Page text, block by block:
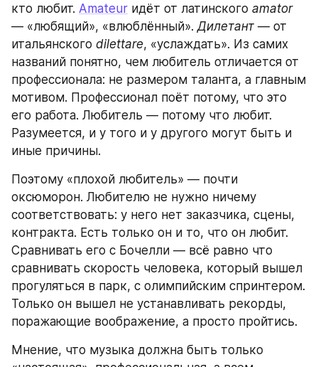
кто любит. Amateur идёт от латинского amator
— «любящий», «влюблённый». Дилетант — от
итальянского dilettare, «услаждать». Из самих
названий понятно, чем любитель отличается от
профессионала: не размером таланта, а главным
мотивом. Профессионал поёт потому, что это
его работа. Любитель — потому что любит.
Разумеется, и у того и у другого могут быть и
иные причины.
Поэтому «плохой любитель» — почти
оксюморон. Любителю не нужно ничему
соответствовать: у него нет заказчика, сцены,
контракта. Есть только он и то, что он любит.
Сравнивать его с Бочелли — всё равно что
сравнивать скорость человека, который вышел
прогуляться в парк, с олимпийским спринтером.
Только он вышел не устанавливать рекорды,
поражающие воображение, а просто пройтись.
Мнение, что музыка должна быть только